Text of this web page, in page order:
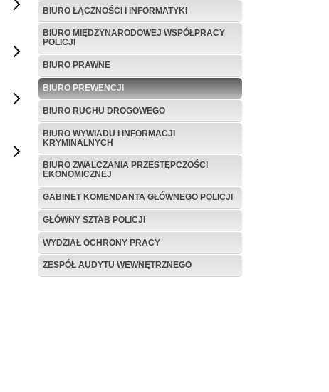
BIURO ŁĄCZNOŚCI I INFORMATYKI
BIURO MIĘDZYNARODOWEJ WSPÓŁPRACY
POLICJI
BIURO PRAWNE
BIURO PREWENCJI
BIURO RUCHU DROGOWEGO
BIURO WYWIADU I INFORMACJI
KRYMINALNYCH
BIURO ZWALCZANIA PRZESTĘPCZOŚCI
EKONOMICZNEJ
GABINET KOMENDANTA GŁÓWNEGO POLICJI
GŁÓWNY SZTAB POLICJI
WYDZIAŁ OCHRONY PRACY
ZESPÓŁ AUDYTU WEWNĘTRZNEGO